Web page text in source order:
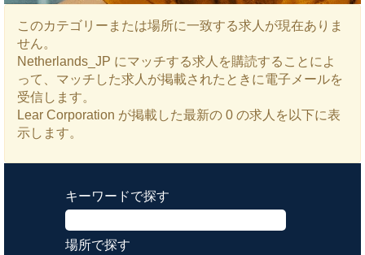
このカテゴリーまたは場所に一致する求人が現在ありま
せん。
Netherlands_JP にマッチする求人を購読することによ
って、マッチした求人が掲載されたときに電子メールを
受信します。
Lear Corporation が掲載した最新の 0 の求人を以下に表
示します。
キーワードで探す
場所で探す